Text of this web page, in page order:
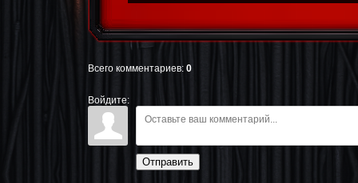
Всего комментариев: 0
Войдите:
Отправить